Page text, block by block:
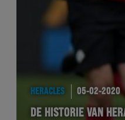
HERACLES 05-02-2020
DE HISTORIE VAN